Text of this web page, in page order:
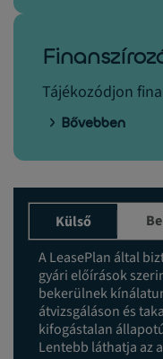
Tájékozódjon
Bővebben
Külső
A LeasePlan által
gyári előírások
bekerülnek
átvizsgáláson és
kifogástalan
Lentebb láthatja az